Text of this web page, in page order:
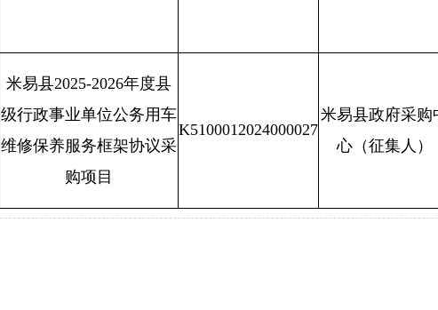
米易县2025-2026年度县
级行政事业单位公务用车
维修保养服务框架协议采
购项目
K5100012024000027
米易县政府采购
心（征集人）